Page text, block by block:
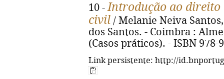
10 -Introdução ao
civil / Melanie Neiva
dos Santos. - Coimbra :
(Casos práticos). - ISBN 978-
Link persistente: http://